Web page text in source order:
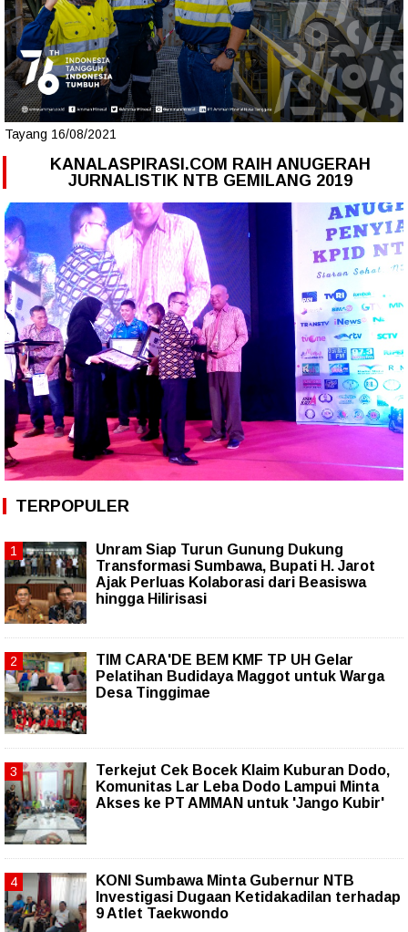
Tayang 16/08/2021
KANALASPIRASI.COM RAIH ANUGERAH
JURNALISTIK NTB GEMILANG 2019
TERPOPULER
Unram Siap Turun Gunung Dukung
Transformasi Sumbawa, Bupati H. Jarot
Ajak Perluas Kolaborasi dari Beasiswa
hingga Hilirisasi
TIM CARA'DE BEM KMF TP UH Gelar
Pelatihan Budidaya Maggot untuk Warga
Desa Tinggimae
Terkejut Cek Bocek Klaim Kuburan Dodo,
Komunitas Lar Leba Dodo Lampui Minta
Akses ke PT AMMAN untuk 'Jango Kubir'
KONI Sumbawa Minta Gubernur NTB
Investigasi Dugaan Ketidakadilan terhadap
9 Atlet Taekwondo